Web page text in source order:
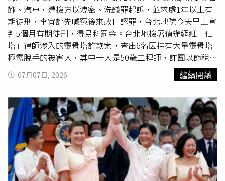
福壽公司總經理趙文強、福懋公司總經理張志賓各600萬元
交保，福壽協理顏貽鉉500萬交保，中聯副課長陳建龍60萬
元交保，福壽副理黃俊豪50萬元交保，福懋公司董事長吳星
澄交保金尚未裁定。
飾、汽車，遭檢方以洩密、洗錢罪起訴，並求處1年以上有
期徒刑，李宜諪先喊冤後來改口認罪，台北地院今天早上宣
判5個月有期徒刑，得易科罰金。台北地檢署偵辦網紅「仙
塔」律師涉入的靈骨塔詐欺案，查出6名因持有大量靈骨塔
極需脫手的被害人，其中一人是50歲工程師，詐團以節稅為
由誘使他簽下委託服務書，再騙他把名下4間雙北房產設定
3500萬元的最高限額抵押權給5名共犯金主，扣除手續費、
利息、代書費之後，工程師「借到」840萬元，其中200萬
交給詐團成員作為仲介費，另有271萬透過層層轉匯，也流
入詐團口袋。工程師因此背債3500萬元，最終不堪壓力離
開人世，檢警接獲家人報案，揪出以吳姓情侶檔為首的詐團
4年海削1億6千萬，2025年8月偵結，以《組織犯罪防制條
例》、《刑法》詐欺、偽造文書、洩密、《洗錢防制法》等
罪起訴15人，包括網紅「仙塔」；起訴書中痛批詐團的破壞
性、傷害性、影響性極大，瓦解社會信賴，使被害人畢生積
07月07日, 2026 繼續閱讀